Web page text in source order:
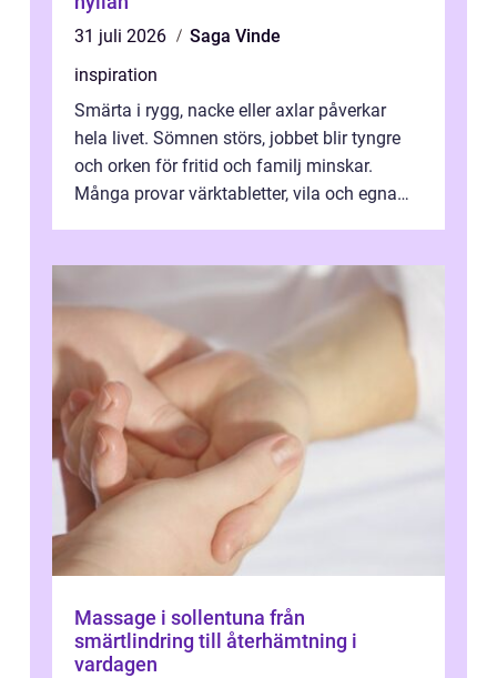
31 juli 2026
Saga Vinde
inspiration
Smärta i rygg, nacke eller axlar påverkar
hela livet. Sömnen störs, jobbet blir tyngre
och orken för fritid och familj minskar.
Många provar värktabletter, vila och egna
Massage i sollentuna från
smärtlindring till återhämtning i
vardagen